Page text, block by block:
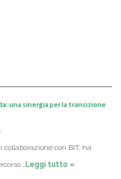
una sinergia per la transizione
collaborazione con BIT, ha
…Leggi tutto »